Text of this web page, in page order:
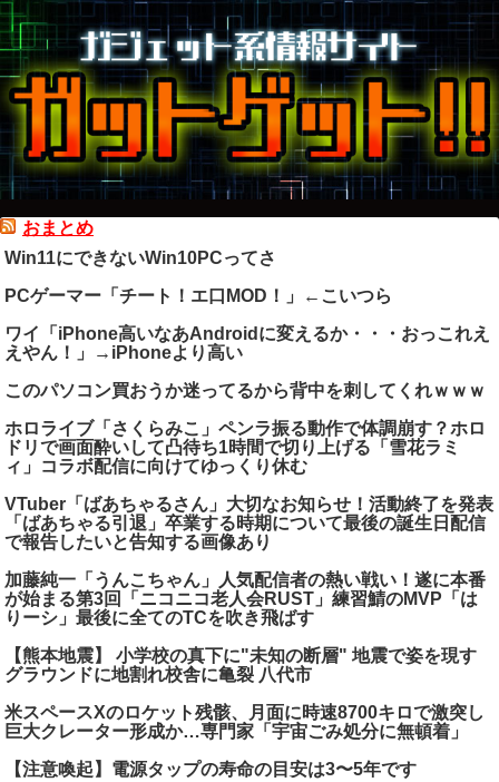
おまとめ
Win11にできないWin10PCってさ
PCゲーマー「チート！エ口MOD！」←こいつら
ワイ「iPhone高いなあAndroidに変えるか・・・おっこれえ
えやん！」→iPhoneより高い
このパソコン買おうか迷ってるから背中を刺してくれｗｗｗ
ホロライブ「さくらみこ」ペンラ振る動作で体調崩す？ホロ
ドリで画面酔いして凸待ち1時間で切り上げる「雪花ラミ
ィ」コラボ配信に向けてゆっくり休む
VTuber「ばあちゃるさん」大切なお知らせ！活動終了を発表
「ばあちゃる引退」卒業する時期について最後の誕生日配信
で報告したいと告知する画像あり
加藤純一「うんこちゃん」人気配信者の熱い戦い！遂に本番
が始まる第3回「ニコニコ老人会RUST」練習鯖のMVP「は
りーシ」最後に全てのTCを吹き飛ばす
【熊本地震】 小学校の真下に"未知の断層" 地震で姿を現す
グラウンドに地割れ校舎に亀裂 八代市
米スペースXのロケット残骸、月面に時速8700キロで激突し
巨大クレーター形成か…専門家「宇宙ごみ処分に無頓着」
【注意喚起】電源タップの寿命の目安は3〜5年です